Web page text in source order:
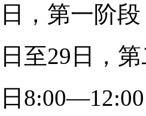
日，第一阶
日至29日，
日